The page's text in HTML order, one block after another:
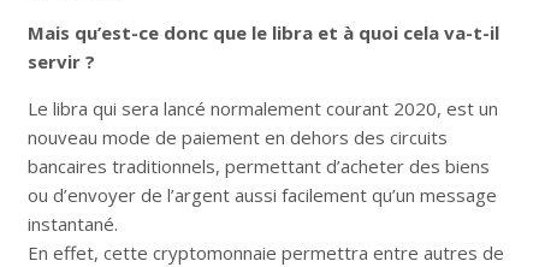
Mais qu’est-ce donc que le libra et à quoi cela va-t-il
servir ?
Le libra qui sera lancé normalement courant 2020, est un
nouveau mode de paiement en dehors des circuits
bancaires traditionnels, permettant d’acheter des biens
ou d’envoyer de l’argent aussi facilement qu’un message
instantané.
En effet, cette cryptomonnaie permettra entre autres de